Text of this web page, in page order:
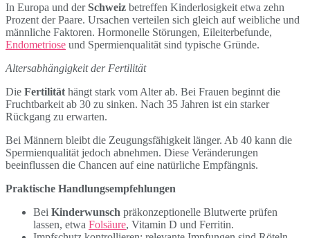
In Europa und derSchweiz betreffen Kinderlosigkeit etwa zehn
Prozent der Paare. Ursachen verteilen sich gleich auf weibliche und
männliche Faktoren. Hormonelle Störungen, Eileiterbefunde,
Endometriose und Spermienqualität sind typische Gründe.
Altersabhängigkeit der Fertilität
Die Fertilität hängt stark vom Alter ab. Bei Frauen beginnt die
Fruchtbarkeit ab 30 zu sinken. Nach 35 Jahren ist ein starker
Rückgang zu erwarten.
Bei Männern bleibt die Zeugungsfähigkeit länger. Ab 40 kann die
Spermienqualität jedoch abnehmen. Diese Veränderungen
beeinflussen die Chancen auf eine natürliche Empfängnis.
Praktische Handlungsempfehlungen
Bei Kinderwunsch präkonzeptionelle Blutwerte prüfen
lassen, etwa Folsäure, Vitamin D und Ferritin.